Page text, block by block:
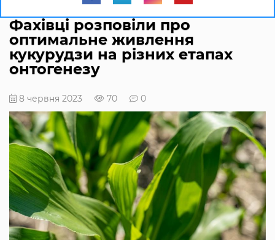
Фахівці розповіли про
оптимальне живлення
кукурудзи на різних етапах
онтогенезу
8 червня 2023 70 0